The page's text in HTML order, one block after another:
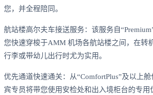
您，并全程陪同。
航站楼高尔夫车接送服务：该服务自
您快速穿梭于AMM 机场各航站楼之间，在转
行李或带幼儿出行时尤为实用。
优先通道快速通关：从“ComfortPlus”及以上
宾专员将带您使用安检处和出入境柜台的专用